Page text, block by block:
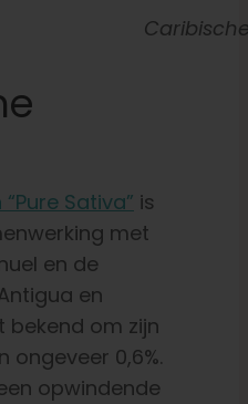
Sativa” is
met
en de
en
bekend om zijn
ongeveer 0,6%.
opwindende